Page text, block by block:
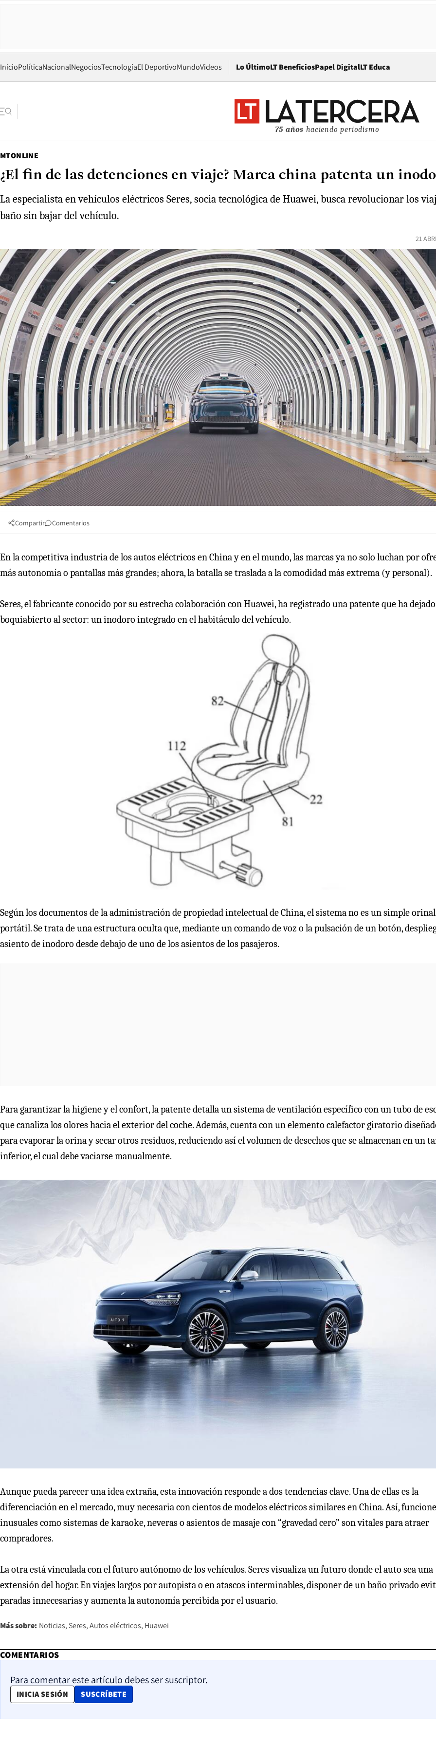
InicioPolíticaNacionalNegociosTecnologíaEl DeportivoMundoVideos Lo ÚltimoLT BeneficiosPapel DigitalOpens in new window
LT Educa
75 años haciendo periodismo
MTONLINE
¿El fin de las detenciones en viaje? Marca china patenta un
La especialista en vehículos eléctricos Seres, socia tecnológica de Huawei, busca revolucionar los
baño sin bajar del vehículo.
21
Compartir Comentarios
En la competitiva industria de los autos eléctricos en China y en el mundo, las marcas ya no solo luchan por
más autonomía o pantallas más grandes; ahora, la batalla se traslada a la comodidad más extrema (y personal).
Seres, el fabricante conocido por su estrecha colaboración con Huawei, ha registrado una patente que ha dejado
boquiabierto al sector: un inodoro integrado en el habitáculo del vehículo.
Según los documentos de la administración de propiedad intelectual de China, el sistema no es un simple orinal
portátil. Se trata de una estructura oculta que, mediante un comando de voz o la pulsación de un botón,
asiento de inodoro desde debajo de uno de los asientos de los pasajeros.
Para garantizar la higiene y el confort, la patente detalla un sistema de ventilación específico con un tubo de
que canaliza los olores hacia el exterior del coche. Además, cuenta con un elemento calefactor giratorio
para evaporar la orina y secar otros residuos, reduciendo así el volumen de desechos que se almacenan en un
inferior, el cual debe vaciarse manualmente.
Aunque pueda parecer una idea extraña, esta innovación responde a dos tendencias clave. Una de ellas es la
diferenciación en el mercado, muy necesaria con cientos de modelos eléctricos similares en China. Así,
inusuales como sistemas de karaoke, neveras o asientos de masaje con “gravedad cero” son vitales para atraer
compradores.
La otra está vinculada con el futuro autónomo de los vehículos. Seres visualiza un futuro donde el auto sea una
extensión del hogar. En viajes largos por autopista o en atascos interminables, disponer de un baño privado
paradas innecesarias y aumenta la autonomía percibida por el usuario.
Más sobre: Noticias Seres Autos eléctricos Huawei
COMENTARIOS
Para comentar este artículo debes ser suscriptor.
INICIA SESIÓN SUSCRÍBETE
OPENS IN NEW WINDOW